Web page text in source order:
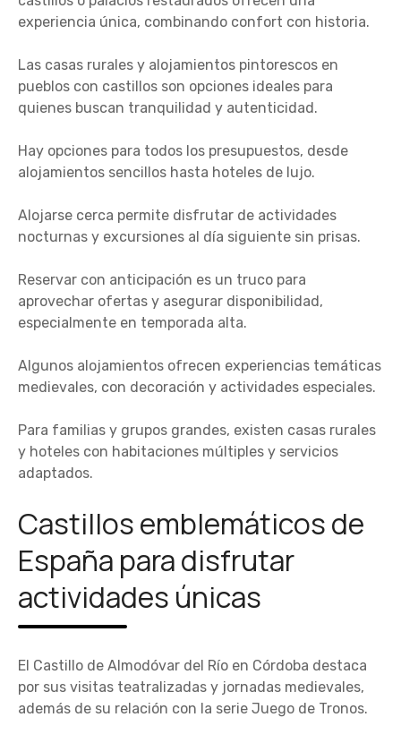
experiencia única, combinando confort con historia.
Las casas rurales y alojamientos pintorescos en
pueblos con castillos son opciones ideales para
quienes buscan tranquilidad y autenticidad.
Hay opciones para todos los presupuestos, desde
alojamientos sencillos hasta hoteles de lujo.
Alojarse cerca permite disfrutar de actividades
nocturnas y excursiones al día siguiente sin prisas.
Reservar con anticipación es un truco para
aprovechar ofertas y asegurar disponibilidad,
especialmente en temporada alta.
Algunos alojamientos ofrecen experiencias temáticas
medievales, con decoración y actividades especiales.
Para familias y grupos grandes, existen casas rurales
y hoteles con habitaciones múltiples y servicios
adaptados.
Castillos emblemáticos de
España para disfrutar
actividades únicas
El Castillo de Almodóvar del Río en Córdoba destaca
por sus visitas teatralizadas y jornadas medievales,
además de su relación con la serie Juego de Tronos.